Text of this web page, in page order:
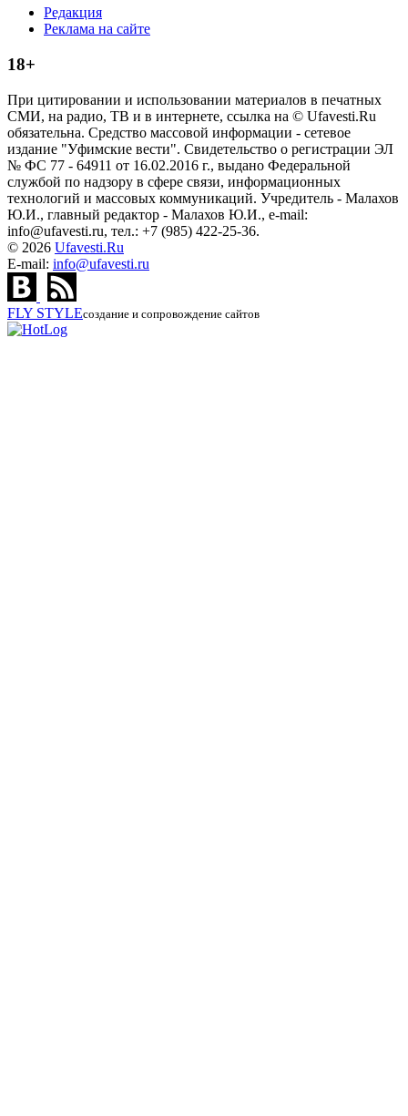
Редакция
Реклама на сайте
18+
При цитировании и использовании материалов в печатных
СМИ, на радио, ТВ и в интернете, ссылка на © Ufavesti.Ru
обязательна. Средство массовой информации - сетевое
издание "Уфимские вести". Свидетельство о регистрации ЭЛ
№ ФС 77 - 64911 от 16.02.2016 г., выдано Федеральной
службой по надзору в сфере связи, информационных
технологий и массовых коммуникаций. Учредитель - Малахов
Ю.И., главный редактор - Малахов Ю.И., e-mail:
info@ufavesti.ru, тел.: +7 (985) 422-25-36.
© 2026 Ufavesti.Ru
E-mail: info@ufavesti.ru
FLY STYLEсоздание и сопровождение сайтов